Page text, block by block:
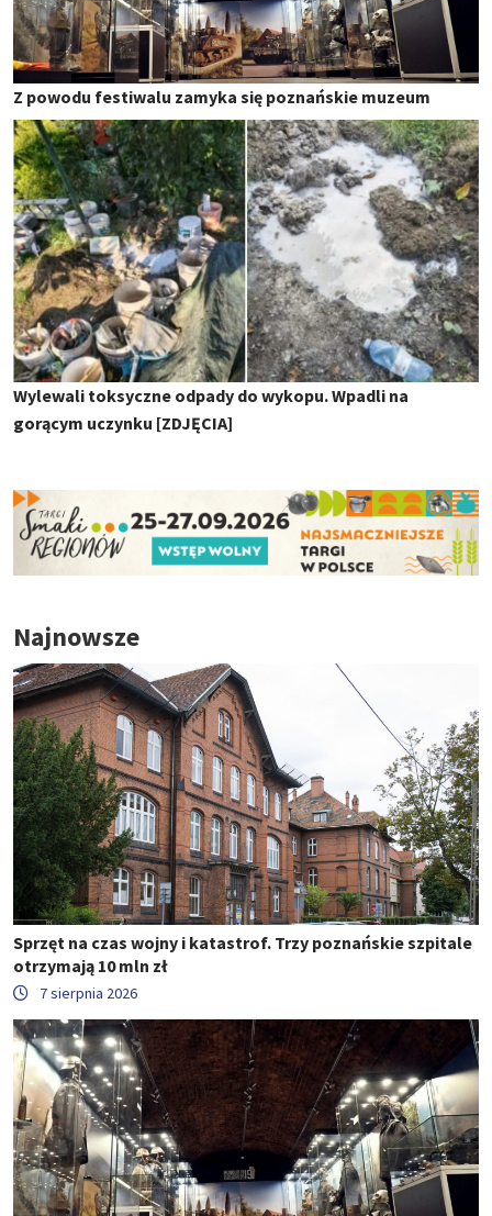
Z powodu festiwalu zamyka się poznańskie muzeum
Wylewali toksyczne odpady do wykopu. Wpadli na
gorącym uczynku [ZDJĘCIA]
Najnowsze
Sprzęt na czas wojny i katastrof. Trzy poznańskie szpitale
otrzymają 10 mln zł
7 sierpnia 2026